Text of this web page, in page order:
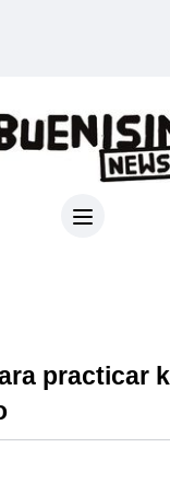
practicar